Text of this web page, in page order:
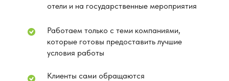
отели и на государственные мероприятия
Клиенты сами обращаются
Работаем только с теми компаниями,
которые готовы предоставить лучшие
условия работы